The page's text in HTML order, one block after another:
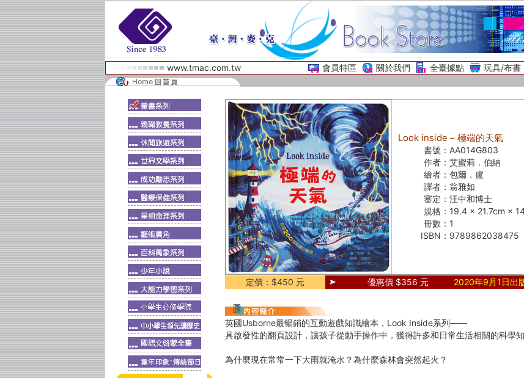
www.tmac.com.tw 會員特區 關於我們 全臺據點 玩具/布書
Look inside – 極端的天氣
書號： AA014G803
作者： 艾蜜莉．伯納
繪者： 包爾．盧
譯者： 翁雅如
審定： 汪中和博士
規格： 19.4 × 21.7cm ×
冊數： 1
ISBN： 9789862038475
定價：$450 元 優惠價 $356 元 2020年9月1日出
英國Usborne最暢銷的互動遊戲知識繪本，Look Inside系列――
具啟發性的翻頁設計，讓孩子從動手操作中，獲得許多和日常生活相關的科學知
為什麼現在常常一下大雨就淹水？為什麼森林會突然起火？